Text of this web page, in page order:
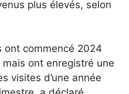
plus élevés, selon
ont commencé 2024
ont enregistré une
visites d’une année